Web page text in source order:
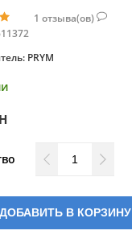
1 отзыва(ов)
PRYM
ДОБАВИТЬ В КОРЗИНУ